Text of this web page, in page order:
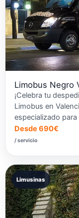
Limobus Negro
¡Celebra tu
Limobus en
especializado
Desde 690€
/ servicio
Limusinas